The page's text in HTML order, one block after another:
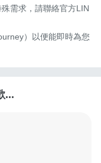
需求，請聯絡官方LIN
）以便能即時為您
...